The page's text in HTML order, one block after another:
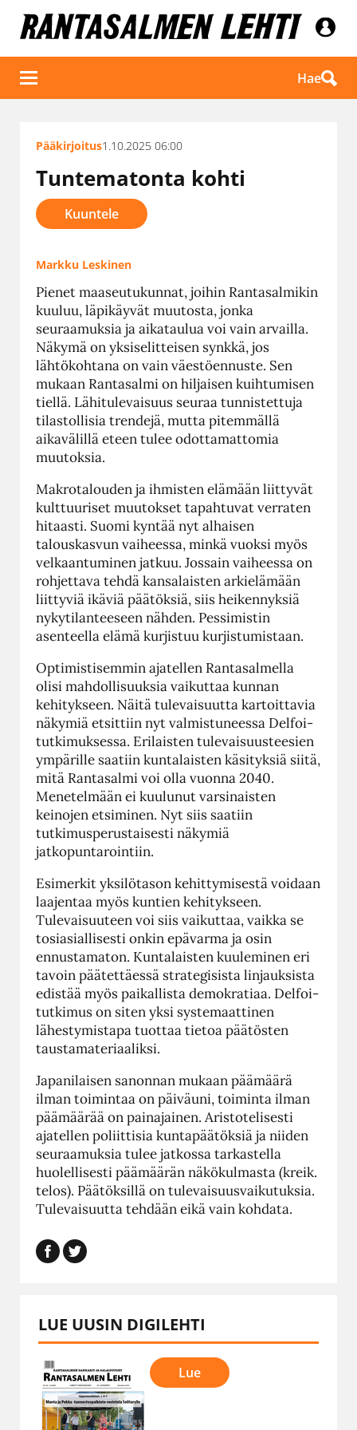
Hae
Pääkirjoitus1.10.2025 06:00
Tuntematonta kohti
Kuuntele
Markku Leskinen
Pienet maaseutukunnat, joihin Rantasalmikin
kuuluu, läpikäyvät muutosta, jonka
seuraamuksia ja aikataulua voi vain arvailla.
Näkymä on yksiselitteisen synkkä, jos
lähtökohtana on vain väestöennuste. Sen
mukaan Rantasalmi on hiljaisen kuihtumisen
tiellä. Lähitulevaisuus seuraa tunnistettuja
tilastollisia trendejä, mutta pitemmällä
aikavälillä eteen tulee odottamattomia
muutoksia.
Makrotalouden ja ihmisten elämään liittyvät
kulttuuriset muutokset tapahtuvat verraten
hitaasti. Suomi kyntää nyt alhaisen
talouskasvun vaiheessa, minkä vuoksi myös
velkaantuminen jatkuu. Jossain vaiheessa on
rohjettava tehdä kansalaisten arkielämään
liittyviä ikäviä päätöksiä, siis heikennyksiä
nykytilanteeseen nähden. Pessimistin
asenteella elämä kurjistuu kurjistumistaan.
Optimistisemmin ajatellen Rantasalmella
olisi mahdollisuuksia vaikuttaa kunnan
kehitykseen. Näitä tulevaisuutta kartoittavia
näkymiä etsittiin nyt valmistuneessa Delfoi-
tutkimuksessa. Erilaisten tulevaisuusteesien
ympärille saatiin kuntalaisten käsityksiä siitä,
mitä Rantasalmi voi olla vuonna 2040.
Menetelmään ei kuulunut varsinaisten
keinojen etsiminen. Nyt siis saatiin
tutkimusperustaisesti näkymiä
jatkopuntarointiin.
Esimerkit yksilötason kehittymisestä voidaan
laajentaa myös kuntien kehitykseen.
Tulevaisuuteen voi siis vaikuttaa, vaikka se
tosiasiallisesti onkin epävarma ja osin
ennustamaton. Kuntalaisten kuuleminen eri
tavoin päätettäessä strategisista linjauksista
edistää myös paikallista demokratiaa. Delfoi-
tutkimus on siten yksi systemaattinen
lähestymistapa tuottaa tietoa päätösten
taustamateriaaliksi.
Japanilaisen sanonnan mukaan päämäärä
ilman toimintaa on päiväuni, toiminta ilman
päämäärää on painajainen. Aristotelisesti
ajatellen poliittisia kuntapäätöksiä ja niiden
seuraamuksia tulee jatkossa tarkastella
huolellisesti päämäärän näkökulmasta (kreik.
telos). Päätöksillä on tulevaisuusvaikutuksia.
Tulevaisuutta tehdään eikä vain kohdata.
LUE UUSIN DIGILEHTI
Lue